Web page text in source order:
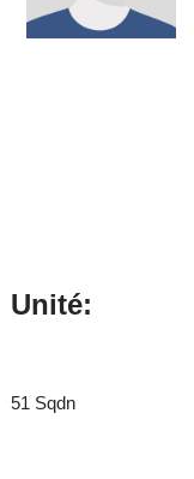
Unité:
51 Sqdn